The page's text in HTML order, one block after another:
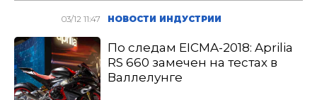
03/12 11:47 НОВОСТИ ИНДУСТРИИ
По следам EICMA-2018: Aprilia
RS 660 замечен на тестах в
Валлелунге